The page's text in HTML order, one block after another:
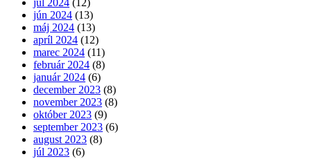
jún 2024 (13)
máj 2024 (13)
apríl 2024 (12)
marec 2024 (11)
február 2024 (8)
január 2024 (6)
december 2023 (8)
november 2023 (8)
október 2023 (9)
september 2023 (6)
august 2023 (8)
júl 2023 (6)